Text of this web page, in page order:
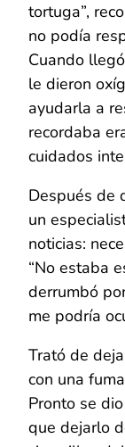
tortuga”,
no podía
Cuando
le dieron
ayudarla a
recordaba
cuidados
Después de
un
noticias:
“No estaba
derrumbó
me podría
Trató de
con una
Pronto se
que dejarlo